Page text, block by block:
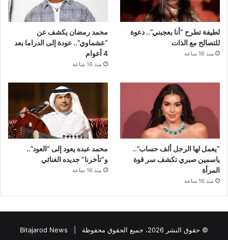
لطيفة تطرح “أنا بعجبني”.. دعوة
للتصالح مع الذات
منذ 16 ساعة
محمد رمضان يكشف عن
“عشماوي”.. عودة إلى الدراما بعد
4 أعوام
منذ 16 ساعة
“يعمل لها الرجل ألف حساب”..
ياسمين صبري تكشف سر قوة
المرأة
منذ 16 ساعة
محمد عبده يعود إلى “العود”..
و”تأخرنا” جديده الغنائي
منذ 16 ساعة
© حقوق النشر 2026، جميع الحقوق محفوظة | Bitajarod News